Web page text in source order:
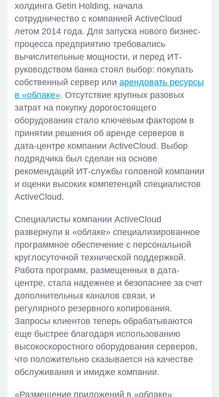
холдинга Getin Holding, начала
сотрудничество с компанией ActiveCloud
летом 2014 года. Для запуска нового бизнес-
процесса предприятию требовались
вычислительные мощности, и перед ИТ-
руководством банка стоял выбор: покупать
собственный сервер или арендовать ресурсы
в «облаке». Отсутствие крупных разовых
затрат на покупку дорогостоящего
оборудования стало ключевым фактором в
принятии решения об аренде серверов в
дата-центре компании ActiveCloud. Выбор
подрядчика был сделан на основе
рекомендаций ИТ-службы головной компании
и оценки высоких компетенций специалистов
ActiveCloud.
Специалисты компании ActiveCloud
развернули в «облаке» специализированное
программное обеспечение с персональной
круглосуточной технической поддержкой.
Работа программ, размещенных в дата-
центре, стала надежнее и безопаснее за счет
дополнительных каналов связи, и
регулярного резервного копирования.
Запросы клиентов теперь обрабатываются
еще быстрее благодаря использованию
высокоскоростного оборудования серверов,
что положительно сказывается на качестве
обслуживания и имидже компании.
«Размещение приложений в «облаке»